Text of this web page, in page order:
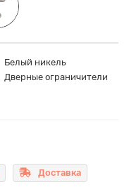
Белый никель
Дверные ограничители
Доставка